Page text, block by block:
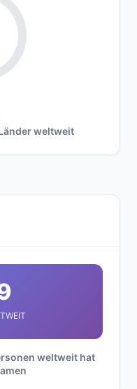
weltweit
weltweit hat